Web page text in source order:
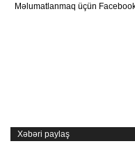
Məlumatlanmaq üçün
Xəbəri paylaş